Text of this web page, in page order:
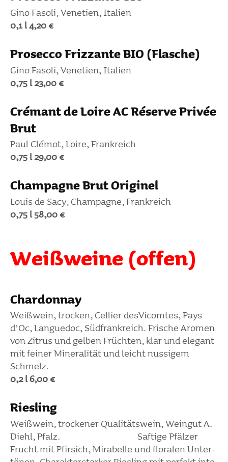
Gino Fasoli, Vene­tien, Italien
0,1 l 4,20 €
Prosecco Friz­zante BIO (Flasche)
Gino Fasoli, Vene­tien, Italien
0,75 l 23,00 €
Crémant de Loire AC Réserve Privée
Brut
Paul Clémot, Loire, Frank­reich
0,75 l 29,00 €
Cham­pagne Brut Originel
Louis de Sacy, Cham­pagne, Frank­reich
0,75 l 58,00 €
Weiß­weine (offen)
Char­donnay
Weiß­wein, trocken, Cellier desVicomtes, Pays
d’Oc, Languedoc, Südfrank­reich. Frische Aromen
von Zitrus und gelben Früchten, klar und elegant
mit feiner Mine­ra­lität und leicht nussigem
Schmelz.
0,2 l 6,00 €
Ries­ling
Weiß­wein, trockener Quali­täts­wein, Weingut A.
Diehl, Pfalz. Saftige Pfälzer
Frucht mit Pfir­sich, Mira­belle und floralen Unter­